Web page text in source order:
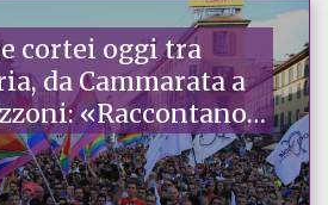
cortei oggi tra
da Cammarata a
«Raccontano